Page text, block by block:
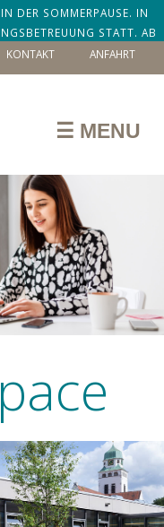
DER SOMMERPAUSE. IN
STATT. AB
ZURÜCK!
ANFAHRT
KONTAKT
☰ MENU